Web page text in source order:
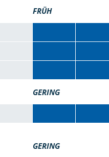
FRÜH
GERING
GERING